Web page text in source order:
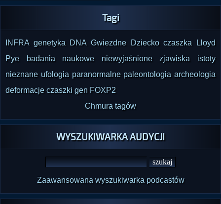
Tagi
INFRA genetyka DNA Gwiezdne Dziecko czaszka
Lloyd
Pye
badania naukowe niewyjaśnione zjawiska
istoty
nieznane ufologia paranormalne paleontologia archeologia
deformacje czaszki gen FOXP2
Chmura tagów
WYSZUKIWARKA AUDYCJI
Zaawansowana wyszukiwarka podcastów